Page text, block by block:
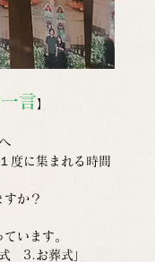
言】
度に集まれる時間
か？
います。
　3.お葬式」